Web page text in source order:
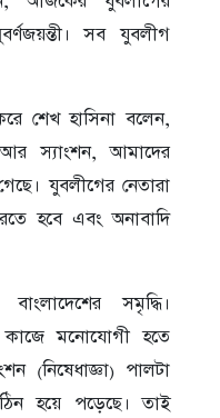
সব যুবলীগ
শেখ হাসিনা বলেন,
স্যাংশন, আমাদের
যুবলীগের নেতারা
হবে এবং অনাবাদি
সমৃদ্ধি।
মনোযোগী হতে
(নিষেধাজ্ঞা) পালটা
হয়ে পড়েছে। তাই